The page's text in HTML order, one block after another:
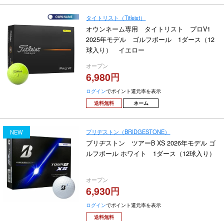
タイトリスト（Titleist）
オウンネーム専用 タイトリスト プロV1
2025年モデル ゴルフボール 1ダース（12
球入り） イエロー
オープン
6,980
ログインでポイント還元率を表示
送料無料
ネーム
NEW ブリヂストン（BRIDGESTONE）
ブリヂストン ツアーB XS 2026年モデル ゴ
ルフボール ホワイト 1ダース（12球入り）
オープン
6,930
ログインでポイント還元率を表示
送料無料